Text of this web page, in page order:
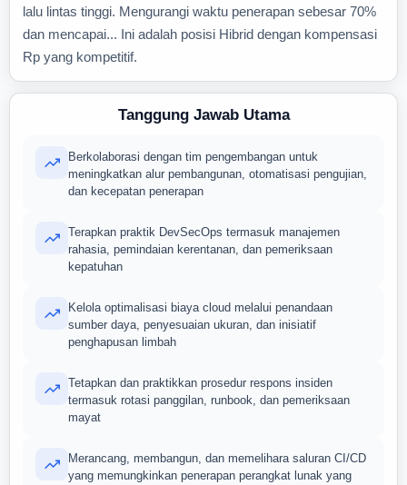
lalu lintas tinggi. Mengurangi waktu penerapan sebesar 70%
dan mencapai... Ini adalah posisi Hibrid dengan kompensasi
Rp yang kompetitif.
Tanggung Jawab Utama
Berkolaborasi dengan tim pengembangan untuk
meningkatkan alur pembangunan, otomatisasi pengujian,
dan kecepatan penerapan
Terapkan praktik DevSecOps termasuk manajemen
rahasia, pemindaian kerentanan, dan pemeriksaan
kepatuhan
Kelola optimalisasi biaya cloud melalui penandaan
sumber daya, penyesuaian ukuran, dan inisiatif
penghapusan limbah
Tetapkan dan praktikkan prosedur respons insiden
termasuk rotasi panggilan, runbook, dan pemeriksaan
mayat
Merancang, membangun, dan memelihara saluran CI/CD
yang memungkinkan penerapan perangkat lunak yang